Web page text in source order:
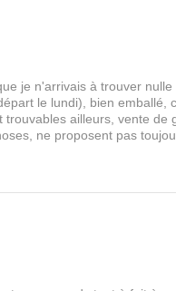
je n'arrivais à trouver
le lundi), bien
ailleurs, vente
ne proposent pas